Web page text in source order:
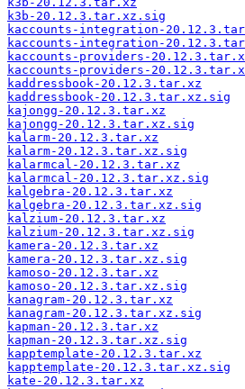
k3b-20.12.3.tar.xz.sig
kaccounts-integration-
kaccounts-integration-
kaccounts-providers-
kaccounts-providers-
kaddressbook-20.12.3.tar.xz
kaddressbook-20.12.3.tar.xz.sig
kajongg-20.12.3.tar.xz
kajongg-20.12.3.tar.xz.sig
kalarm-20.12.3.tar.xz
kalarm-20.12.3.tar.xz.sig
kalarmcal-20.12.3.tar.xz
kalarmcal-20.12.3.tar.xz.sig
kalgebra-20.12.3.tar.xz
kalgebra-20.12.3.tar.xz.sig
kalzium-20.12.3.tar.xz
kalzium-20.12.3.tar.xz.sig
kamera-20.12.3.tar.xz
kamera-20.12.3.tar.xz.sig
kamoso-20.12.3.tar.xz
kamoso-20.12.3.tar.xz.sig
kanagram-20.12.3.tar.xz
kanagram-20.12.3.tar.xz.sig
kapman-20.12.3.tar.xz
kapman-20.12.3.tar.xz.sig
kapptemplate-20.12.3.tar.xz
kapptemplate-20.12.3.tar.xz.sig
kate-20.12.3.tar.xz